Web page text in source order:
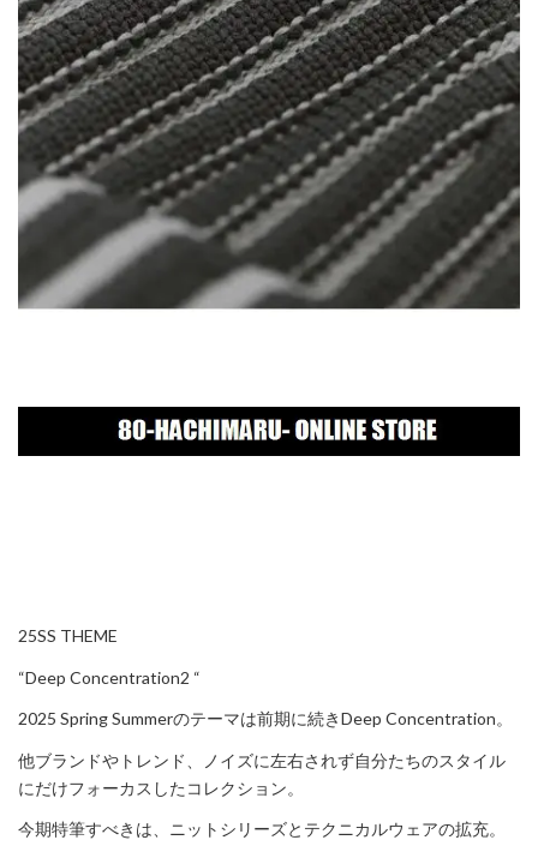
25SS THEME
“Deep Concentration2 “
2025 Spring Summerのテーマは前期に続きDeep Concentration。
他ブランドやトレンド、ノイズに左右されず自分たちのスタイル
にだけフォーカスしたコレクション。
今期特筆すべきは、ニットシリーズとテクニカルウェアの拡充。